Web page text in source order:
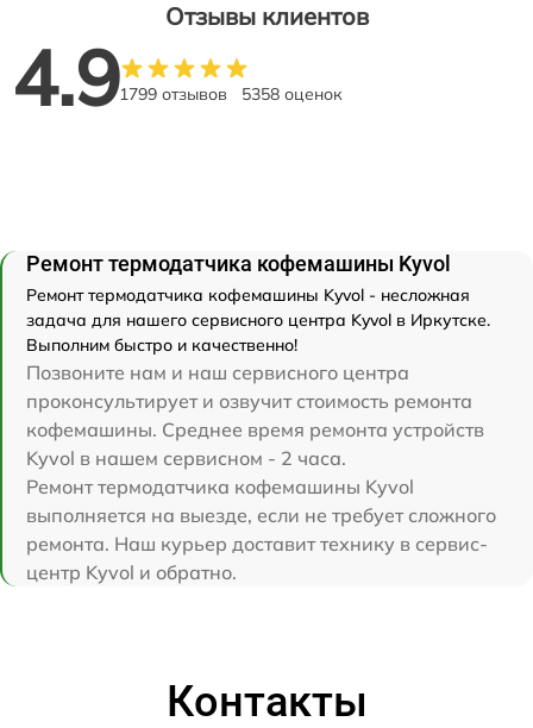
Отзывы клиентов
4.91799 отзывов 5358 оценок
Ремонт термодатчика кофемашины Kyvol
Ремонт термодатчика кофемашины Kyvol - несложная
задача для нашего сервисного центра Kyvol в Иркутске.
Выполним быстро и качественно!
Позвоните нам и наш сервисного центра
проконсультирует и озвучит стоимость ремонта
кофемашины. Среднее время ремонта устройств
Kyvol в нашем сервисном - 2 часа.
Ремонт термодатчика кофемашины Kyvol
выполняется на выезде, если не требует сложного
ремонта. Наш курьер доставит технику в сервис-
центр Kyvol и обратно.
Контакты